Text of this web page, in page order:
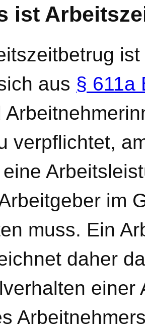
ist
aus § 611a
verpflichtet,
im
muss. Ein
daher
einer